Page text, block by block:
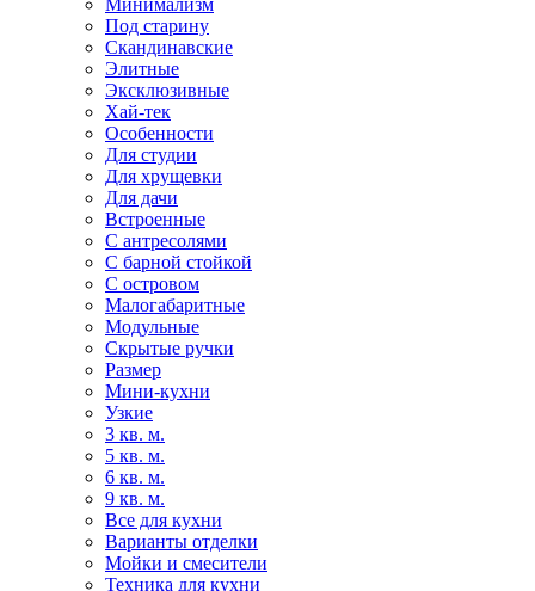
Минимализм
Под старину
Скандинавские
Элитные
Эксклюзивные
Хай-тек
Особенности
Для студии
Для хрущевки
Для дачи
Встроенные
С антресолями
С барной стойкой
С островом
Малогабаритные
Модульные
Скрытые ручки
Размер
Мини-кухни
Узкие
3 кв. м.
5 кв. м.
6 кв. м.
9 кв. м.
Все для кухни
Варианты отделки
Мойки и смесители
Техника для кухни